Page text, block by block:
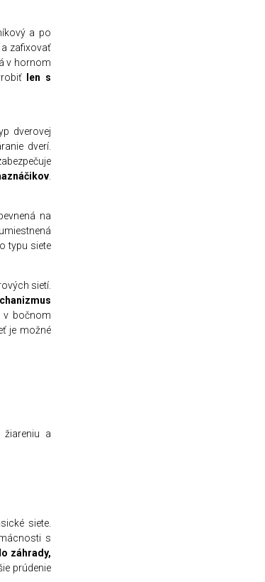
a po
zafixovať
v hornom
len s
dverovej
dverí.
áčikov.
na
typu siete
sietí.
v bočnom
je možné
žiareniu a
siete.
s
zá hrady,
prúdenie